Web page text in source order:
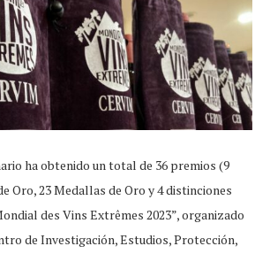
ha obtenido un total de 36 premios (9
Oro, 23 Medallas de Oro y 4 distinciones
des Vins Extrêmes 2023”, organizado
de Investigación, Estudios, Protección,